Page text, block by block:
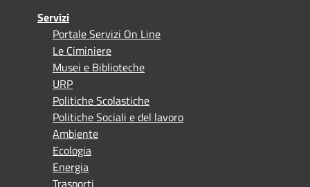
Servizi
Portale Servizi On Line
Le Ciminiere
Musei e Biblioteche
URP
Politiche Scolastiche
Politiche Sociali e del lavoro
Ambiente
Ecologia
Energia
Trasporti